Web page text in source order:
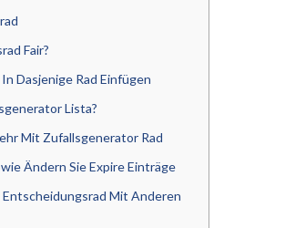
Fair?
Dasjenige Rad Einfügen
Lista?
Mit Zufallsgenerator Rad
Ändern Sie Expire Einträge
Entscheidungsrad Mit Anderen